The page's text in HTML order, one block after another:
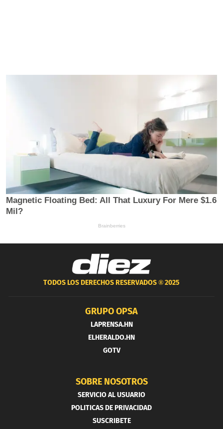
TODOS LOS DERECHOS RESERVADOS ®2025
GRUPO OPSA
LAPRENSA.HN
ELHERALDO.HN
GOTV
SOBRE NOSOTROS
SERVICIO AL USUARIO
POLITICAS DE PRIVACIDAD
SUSCRIBETE